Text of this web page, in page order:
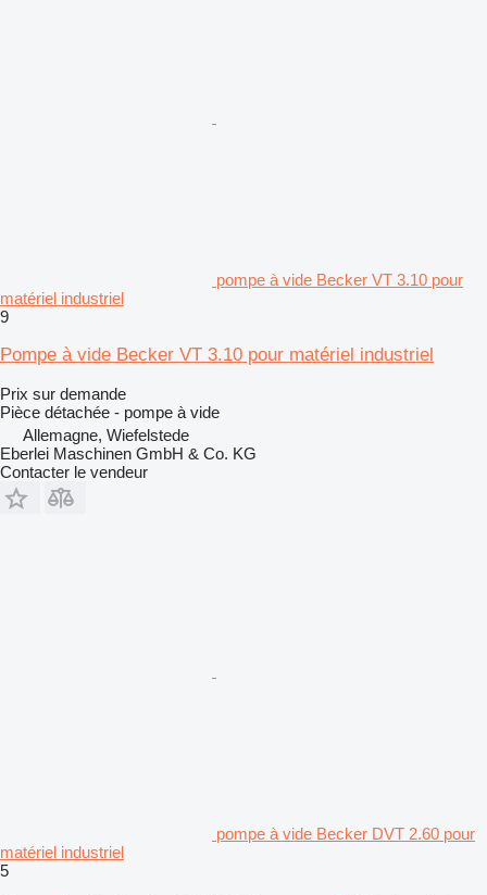
pompe à vide Becker VT 3.10 pour
matériel industriel
9
Pompe à vide Becker VT 3.10 pour matériel industriel
Prix sur demande
Pièce détachée - pompe à vide
Allemagne, Wiefelstede
Eberlei Maschinen GmbH & Co. KG
Contacter le vendeur
pompe à vide Becker DVT 2.60 pour
matériel industriel
5